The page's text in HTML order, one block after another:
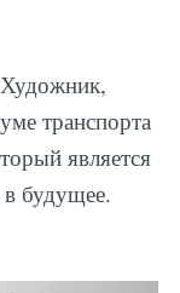
транспорта
является
будущее.